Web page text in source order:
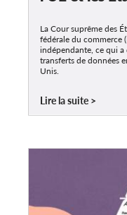
La Cour suprême des
fédérale du commerce
indépendante, ce qui
transferts de données
Unis.
Lire la suite